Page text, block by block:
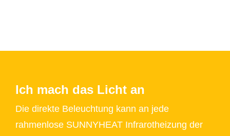
Ich mach das Licht an
Die direkte Beleuchtung kann an jede
rahmenlose SUNNYHEAT Infrarotheizung der